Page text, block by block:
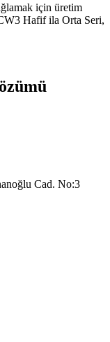
için üretim
Hafif ila Orta Seri,
Cad. No:3